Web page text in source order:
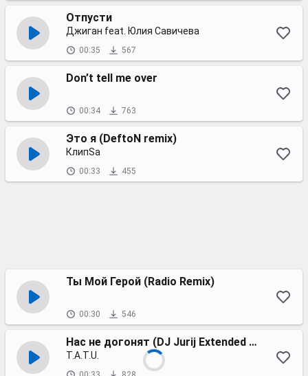
Отпусти
Джиган feat. Юлия Савичева
00:35 567
Don’t tell me over
00:34 763
Это я (DeftoN remix)
КлипSа
00:33 455
Ты Мой Герой (Radio Remix)
00:30 546
Нас не догонят (DJ Jurij Extended Remix)
T.A.T.U.